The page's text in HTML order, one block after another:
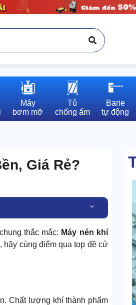
Máy
bơm mỡ
Tủ
chống ẩm
Barie
tự động
Giá Rẻ?
thắc mắc: Máy nén khí
cùng điểm qua top đề cử
Chất lượng khí thành phẩm